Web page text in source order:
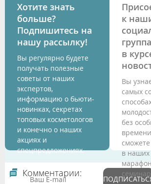
Хотите знать
больше?
Подпишитесь на
нашу рассылку!
Вы регулярно будете
получать полезные
советы от наших
экспертов,
информацию о бьюти-
новинках, секретах
топовых косметологов
и конечно о наших
акциях и
спецпредложениях.
к
в
Вы
самых
без
в наших
Комментарии: